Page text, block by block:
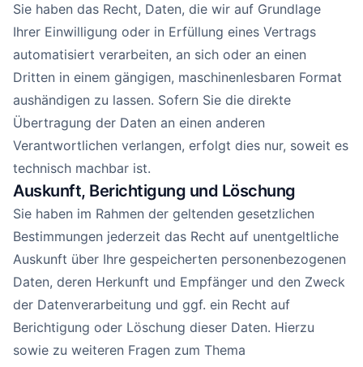
Sie haben das Recht, Daten, die wir auf Grundlage
Ihrer Einwilligung oder in Erfüllung eines Vertrags
automatisiert verarbeiten, an sich oder an einen
Dritten in einem gängigen, maschinenlesbaren Format
aushändigen zu lassen. Sofern Sie die direkte
Übertragung der Daten an einen anderen
Verantwortlichen verlangen, erfolgt dies nur, soweit es
technisch machbar ist.
Auskunft, Berichtigung und Löschung
Sie haben im Rahmen der geltenden gesetzlichen
Bestimmungen jederzeit das Recht auf unentgeltliche
Auskunft über Ihre gespeicherten personenbezogenen
Daten, deren Herkunft und Empfänger und den Zweck
der Datenverarbeitung und ggf. ein Recht auf
Berichtigung oder Löschung dieser Daten. Hierzu
sowie zu weiteren Fragen zum Thema